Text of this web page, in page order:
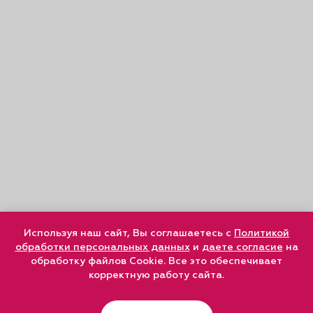
Используя наш сайт, Вы соглашаетесь с Политикой
обработки персональных данныхи даете согласие на
обработку файлов Cookie. Все это обеспечивает
корректную работу сайта.